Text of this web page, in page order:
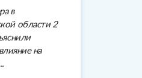
в
области 2
на